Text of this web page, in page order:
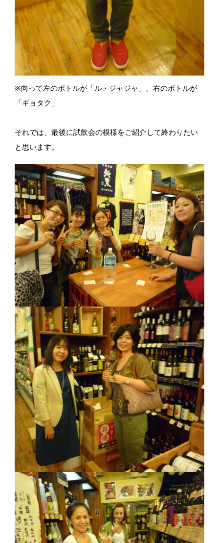
※向って左のボトルが「ル・ジャジャ」、右のボトルが
「ギョタク」
それでは、最後に試飲会の模様をご紹介して終わりたい
と思います。